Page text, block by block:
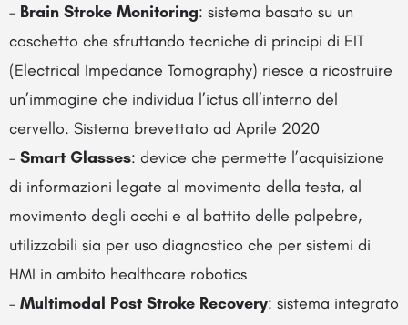
– Brain Stroke Monitoring: sistema basato su un
caschetto che sfruttando tecniche di principi di EIT
(Electrical Impedance Tomography) riesce a ricostruire
un’immagine che individua l’ictus all’interno del
cervello. Sistema brevettato ad Aprile 2020
– Smart Glasses: device che permette l’acquisizione
di informazioni legate al movimento della testa, al
movimento degli occhi e al battito delle palpebre,
utilizzabili sia per uso diagnostico che per sistemi di
HMI in ambito healthcare robotics
– Multimodal Post Stroke Recovery: sistema integrato